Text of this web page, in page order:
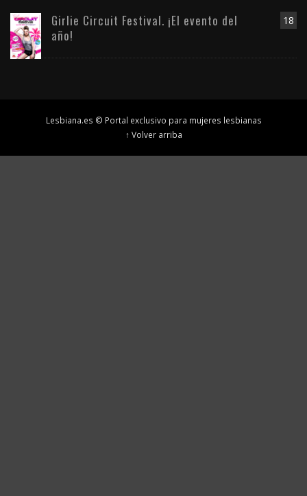
18
Girlie Circuit Festival. ¡El evento del
año!
Lesbiana.es © Portal exclusivo para mujeres lesbianas
↑ Volver arriba